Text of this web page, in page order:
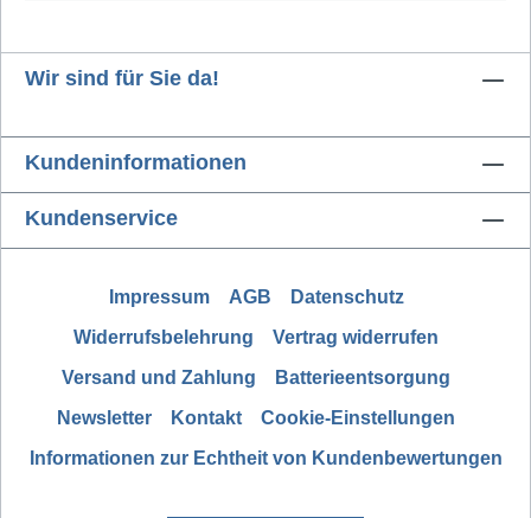
Wir sind für Sie da!
Kundeninformationen
Kundenservice
Impressum AGB
Datenschutz
Widerrufsbelehrung
Vertrag widerrufen
Versand und Zahlung
Batterieentsorgung
Newsletter
Kontakt
Cookie-Einstellungen
Informationen zur Echtheit von Kundenbewertungen